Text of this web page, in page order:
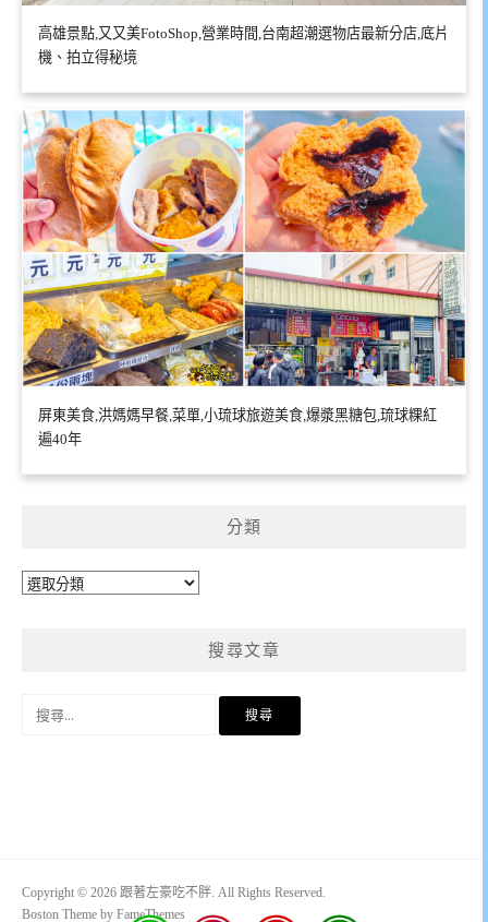
高雄景點,又又美FotoShop,營業時間,台南超潮選物店最新分店,底片
機、拍立得秘境
屏東美食,洪媽媽早餐,菜單,小琉球旅遊美食,爆漿黑糖包,琉球粿紅
遍40年
分類
分
搜尋文章
Copyright © 2026 跟著左豪吃不胖. All Rights Reserved.
Boston Theme by FameThemes